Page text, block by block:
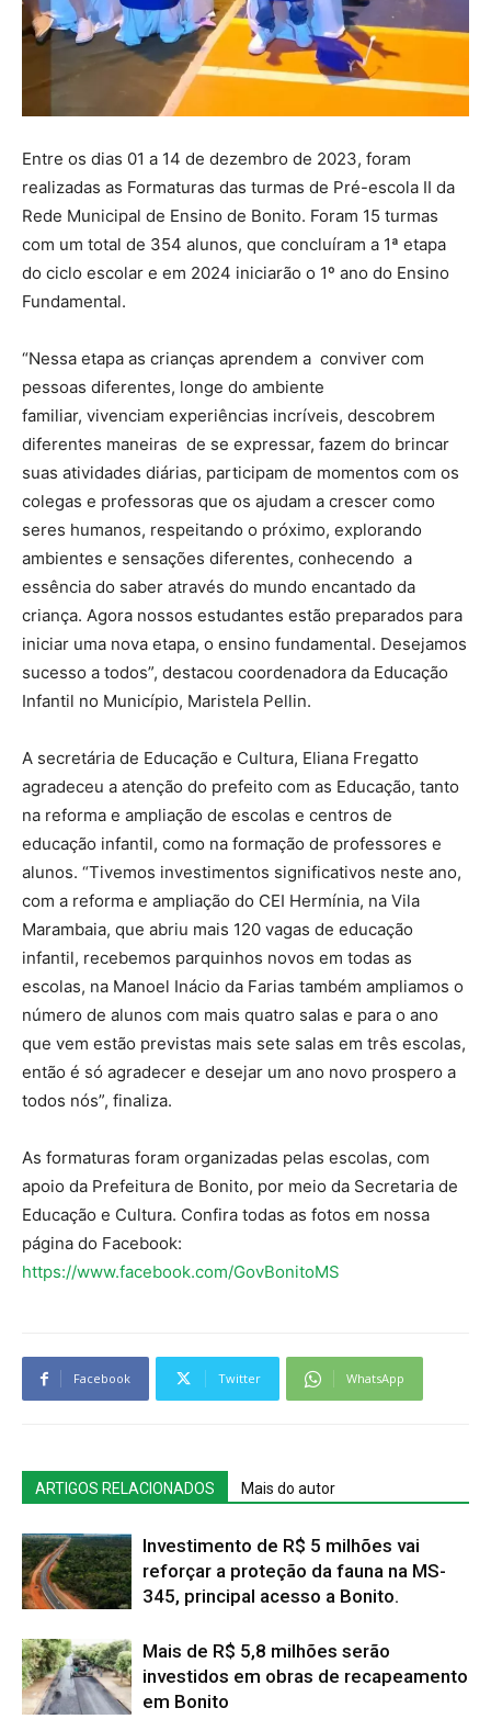
Entre os dias 01 a 14 de dezembro de 2023, foram
realizadas as Formaturas das turmas de Pré-escola II da
Rede Municipal de Ensino de Bonito. Foram 15 turmas
com um total de 354 alunos, que concluíram a 1ª etapa
do ciclo escolar e em 2024 iniciarão o 1º ano do Ensino
Fundamental.
“Nessa etapa as crianças aprendem a conviver com
pessoas diferentes, longe do ambiente
familiar, vivenciam experiências incríveis, descobrem
diferentes maneiras de se expressar, fazem do brincar
suas atividades diárias, participam de momentos com os
colegas e professoras que os ajudam a crescer como
seres humanos, respeitando o próximo, explorando
ambientes e sensações diferentes, conhecendo a
essência do saber através do mundo encantado da
criança. Agora nossos estudantes estão preparados para
iniciar uma nova etapa, o ensino fundamental. Desejamos
sucesso a todos”, destacou coordenadora da Educação
Infantil no Município, Maristela Pellin.
A secretária de Educação e Cultura, Eliana Fregatto
agradeceu a atenção do prefeito com as Educação, tanto
na reforma e ampliação de escolas e centros de
educação infantil, como na formação de professores e
alunos. “Tivemos investimentos significativos neste ano,
com a reforma e ampliação do CEI Hermínia, na Vila
Marambaia, que abriu mais 120 vagas de educação
infantil, recebemos parquinhos novos em todas as
escolas, na Manoel Inácio da Farias também ampliamos o
número de alunos com mais quatro salas e para o ano
que vem estão previstas mais sete salas em três escolas,
então é só agradecer e desejar um ano novo prospero a
todos nós”, finaliza.
As formaturas foram organizadas pelas escolas, com
apoio da Prefeitura de Bonito, por meio da Secretaria de
Educação e Cultura. Confira todas as fotos em nossa
página do Facebook:
https://www.facebook.com/GovBonitoMS
Facebook Twitter WhatsApp
ARTIGOS RELACIONADOS Mais do autor
Investimento de R$ 5 milhões vai
reforçar a proteção da fauna na MS-
345, principal acesso a Bonito.
Mais de R$ 5,8 milhões serão
investidos em obras de recapeamento
em Bonito